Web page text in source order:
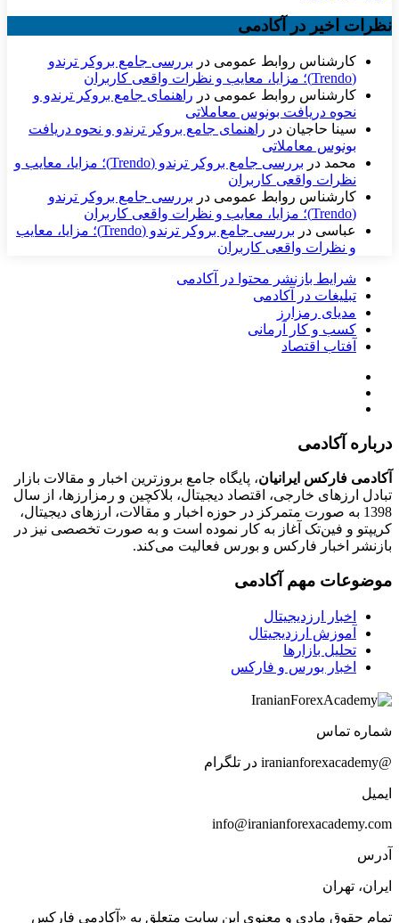
نظرات اخیر در آکادمی
کارشناس روابط عمومی در بررسی جامع بروکر ترندو
(Trendo)؛ مزایا، معایب و نظرات واقعی کاربران
کارشناس روابط عمومی در راهنمای جامع بروکر ترندو و
نحوه دریافت بونوس معاملاتی
سینا حاجیان در راهنمای جامع بروکر ترندو و نحوه دریافت
بونوس معاملاتی
محمد در
بررسی جامع بروکر ترندو (Trendo)؛ مزایا، معایب و
نظرات واقعی کاربران
کارشناس روابط عمومی در بررسی جامع بروکر ترندو
(Trendo)؛ مزایا، معایب و نظرات واقعی کاربران
عباسی در
بررسی جامع بروکر ترندو (Trendo)؛ مزایا، معایب
و نظرات واقعی کاربران
شرایط بازنشر محتوا در آکادمی
تبلیغات در آکادمی
مدیای رمزارز
کسب و کار آرمانی
آفتاب اقتصاد
درباره آکادمی
آکادمی فارکس ایرانیان، پایگاه جامع بروزترین اخبار و مقالات بازار
تبادل ارزهای خارجی، اقتصاد دیجیتال، بلاکچین و رمزارزها، از سال
1398 به صورت متمرکز در حوزه اخبار و مقالات، ارزهای‌ دیجیتال،
کریپتو و فین‌تک آغاز به کار نموده است و به صورت تخصصی نیز در
بازنشر اخبار فارکس و بورس فعالیت می‌کند.
موضوعات مهم آکادمی
اخبار ارزدیجیتال
آموزش ارزدیجیتال
تحلیل بازارها
اخبار بورس و فارکس
شماره تماس
@iranianforexacademy در تلگرام
ایمیل
info@iranianforexacademy.com
آدرس
ایران، تهران
تمام حقوق مادی و معنوی این سایت متعلق به «آکادمی فارکس